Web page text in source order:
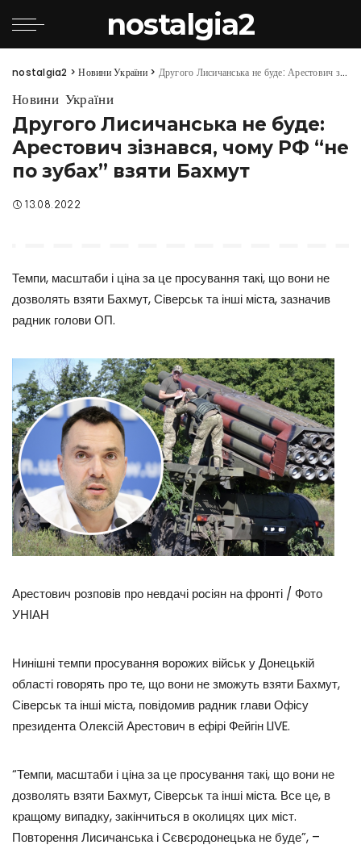
nostalgia2
nostalgia2 >Новини України> Другого Лисичанська не буде: Арестович зізнався, чому РФ “не по зубах” взяти Бахмут
Новини України
Другого Лисичанська не буде:
Арестович зізнався, чому РФ “не
по зубах” взяти Бахмут
13.08.2022
Темпи, масштаби і ціна за це просування такі, що вони не
дозволять взяти Бахмут, Сіверськ та інші міста, зазначив
радник голови ОП.
Арестович розповів про невдачі росіян на фронті / Фото
УНІАН
Нинішні темпи просування ворожих військ у Донецькій
області говорять про те, що вони не зможуть взяти Бахмут,
Сіверськ та інші міста, повідомив радник глави Офісу
президента Олексій Арестович в ефірі Фейгін LIVE.
“Темпи, масштаби і ціна за це просування такі, що вони не
дозволять взяти Бахмут, Сіверськ та інші міста. Все це, в
кращому випадку, закінчиться в околицях цих міст.
Повторення Лисичанська і Сєвєродонецька не буде”, –